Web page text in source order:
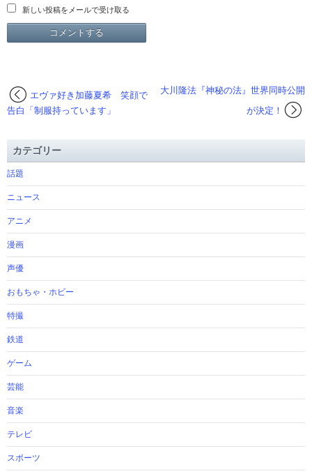
新しい投稿をメールで受け取る
大川隆法『神秘の法』世界同時公開
が決定！
エヴァ好き加藤夏希 笑顔で
告白「制服持っています」
カテゴリー
話題
ニュース
アニメ
漫画
声優
おもちゃ・ホビー
特撮
鉄道
ゲーム
芸能
音楽
テレビ
スポーツ